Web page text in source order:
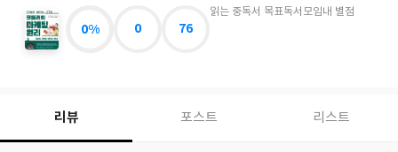
읽는 중
만
화
코
독서 목표
0%
독서모임
0
내 별점
76
리뷰 포스트 리스트